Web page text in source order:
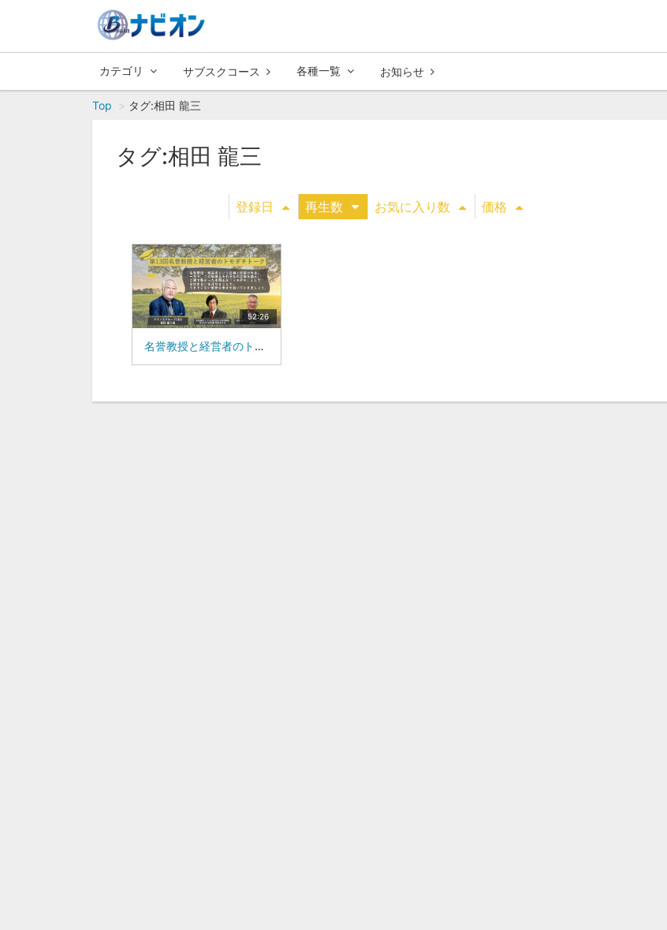
カテゴリ サブスクコース 各種一覧 お知らせ
Top タグ:相田 龍三
タグ:相田 龍三
登録日 再生数 お気に入り数 価格
52:26
名誉教授と経営者のトモダチトークゲスト： テクノスグループ CEO 相田 龍三 氏